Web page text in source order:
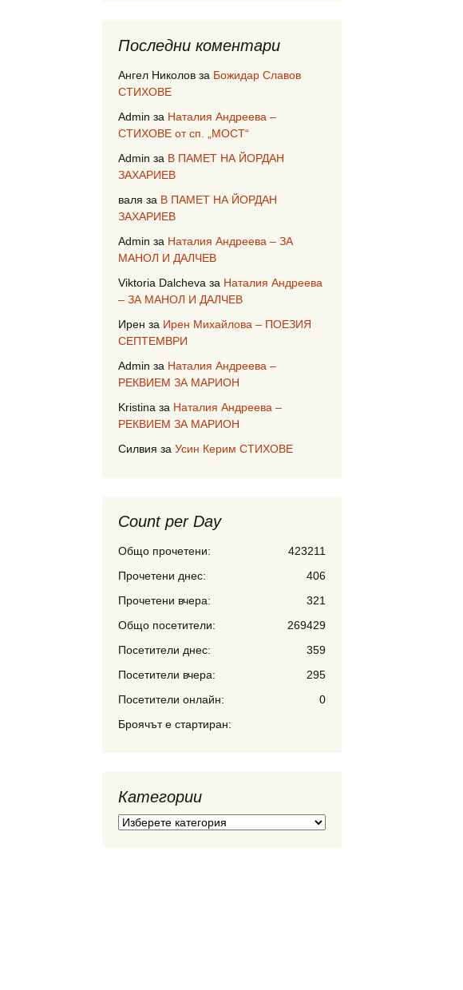
Последни коментари
Ангел Николов за Божидар Славов
СТИХОВЕ
Admin за Наталия Андреева –
СТИХОВЕ от сп. „МОСТ“
Admin за В ПАМЕТ НА ЙОРДАН
ЗАХАРИЕВ
валя за В ПАМЕТ НА ЙОРДАН
ЗАХАРИЕВ
Admin за Наталия Андреева – ЗА
МАНОЛ И ДАЛЧЕВ
Viktoria Dalcheva за Наталия Андреева
– ЗА МАНОЛ И ДАЛЧЕВ
Ирен за Ирен Михайлова – ПОЕЗИЯ
СЕПТЕМВРИ
Admin за Наталия Андреева –
РЕКВИЕМ ЗА МАРИОН
Kristina за Наталия Андреева –
РЕКВИЕМ ЗА МАРИОН
Силвия за Усин Керим СТИХОВЕ
Count per Day
423211
Общо прочетени:
406
Прочетени днес:
321
Прочетени вчера:
269429
Общо посетители:
359
Посетители днес:
295
Посетители вчера:
0
Посетители онлайн:
Броячът е стартиран:
Категории
Категории